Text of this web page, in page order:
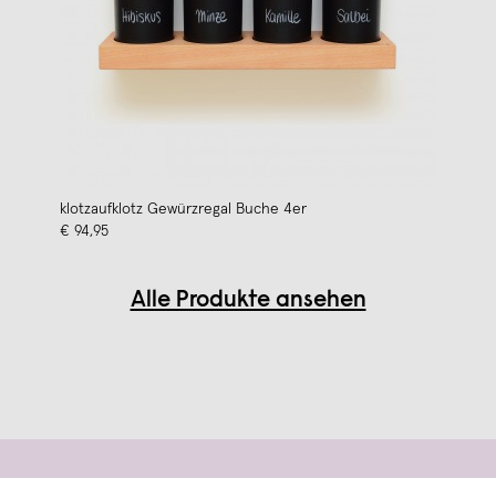
klotzaufklotz Gewürzregal Buche 4er
€ 94,95
Alle Produkte ansehen